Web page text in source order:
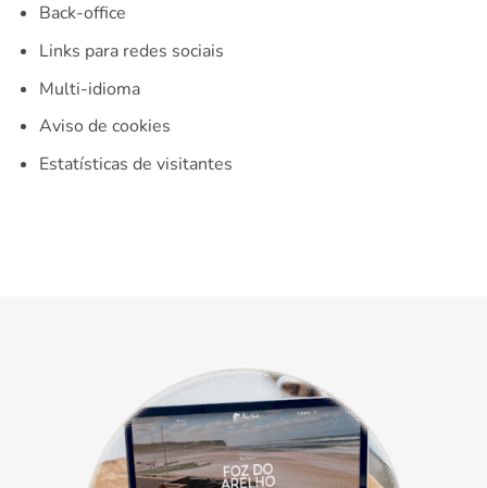
Back-office
Links para redes sociais
Multi-idioma
Aviso de cookies
Estatísticas de visitantes